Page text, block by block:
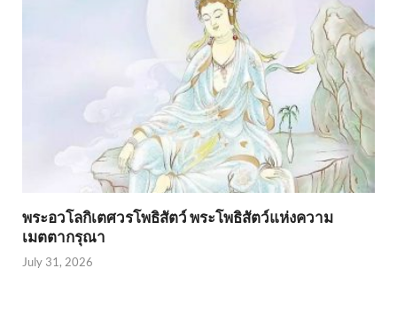
พระอวโลกิเตศวรโพธิสัตว์ พระโพธิสัตว์แห่งความ
เมตตากรุณา
July 31, 2026